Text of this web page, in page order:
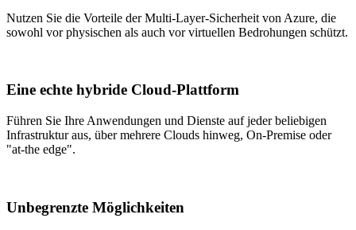
Nutzen Sie die Vorteile der Multi-Layer-Sicherheit von Azure, die
sowohl vor physischen als auch vor virtuellen Bedrohungen schützt.
Eine echte hybride Cloud-Plattform
Führen Sie Ihre Anwendungen und Dienste auf jeder beliebigen
Infrastruktur aus, über mehrere Clouds hinweg, On-Premise oder
"at-the edge".
Unbegrenzte Möglichkeiten